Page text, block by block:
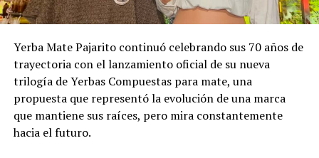
Yerba Mate Pajarito continuó celebrando sus 70 años de
trayectoria con el lanzamiento oficial de su nueva
trilogía de Yerbas Compuestas para mate, una
propuesta que representó la evolución de una marca
que mantiene sus raíces, pero mira constantemente
hacia el futuro.